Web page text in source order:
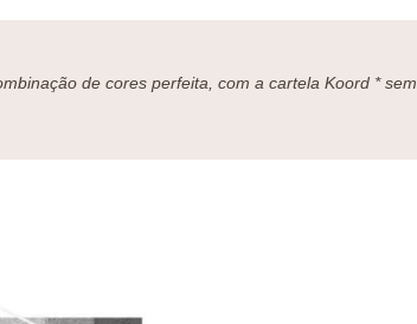
de cores perfeita, com a cartela Koord * sem